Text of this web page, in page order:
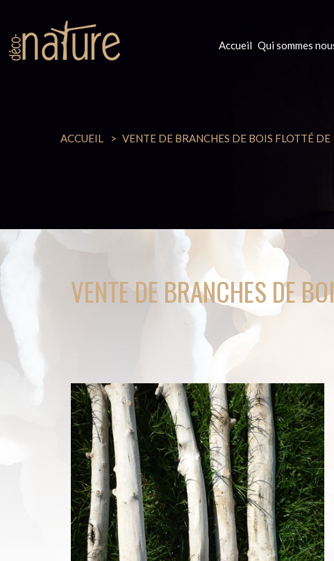
Accueil Qui sommes
ACCUEIL VENTE DE BRANCHES DE BOIS FLOTTÉ
VENTE DE BRANCHES DE